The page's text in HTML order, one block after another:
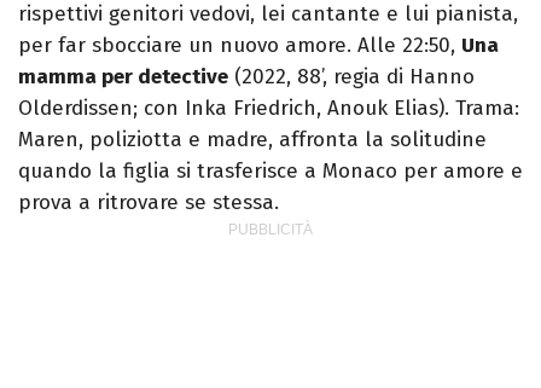
rispettivi genitori vedovi, lei cantante e lui pianista,
per far sbocciare un nuovo amore. Alle 22:50, Una
mamma per detective (2022, 88’, regia di Hanno
Olderdissen; con Inka Friedrich, Anouk Elias). Trama:
Maren, poliziotta e madre, affronta la solitudine
quando la figlia si trasferisce a Monaco per amore e
prova a ritrovare se stessa.